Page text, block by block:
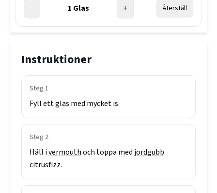
−
1 Glas + Återställ
Instruktioner
Steg 1
Fyllettglas med mycketis.
Steg 2
Häll ivermouthoch toppa med jordgubb
citrusfizz.